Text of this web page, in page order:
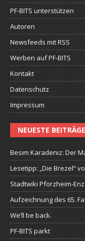
PF-BITS unterstützen
Autoren
Newsfeeds mit RSS
Werben auf PF-BITS
Kontakt
Datenschutz
Impressum
NEUESTE BEITRÄGE
Besim Karadeniz: Der
Lesetipp: „Die Brezel“
Stadtwiki Pforzheim-
Aufzeichnung des 65.
We’ll be back.
PF-BITS parkt